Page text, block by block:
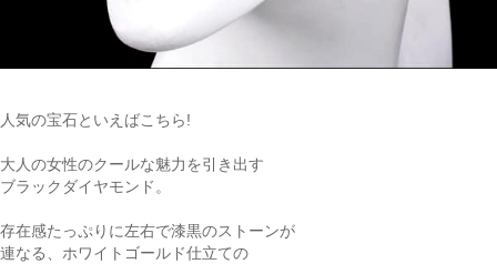
人気の宝石といえばこちら!
大人の女性のクールな魅力を引き出す
ブラックダイヤモンド。
存在感たっぷりに左右で漆黒のストーンが
連なる、ホワイトゴールド仕立ての